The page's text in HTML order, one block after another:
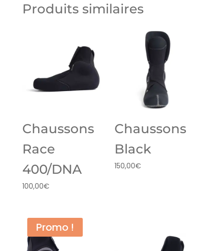
Produits similaires
Chaussons
Race
400/DNA
100,00€
Chaussons
Black
150,00€
Promo !